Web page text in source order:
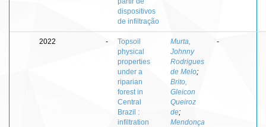
dispositivos
de infiltração
2022 -
Topsoil
physical
properties
under a
riparian
forest in
Central
Brazil :
infiltration
Murta,
Johnny
Rodrigues
de Melo;
Brito,
Gleicon
Queiroz
de;
Mendonça
-